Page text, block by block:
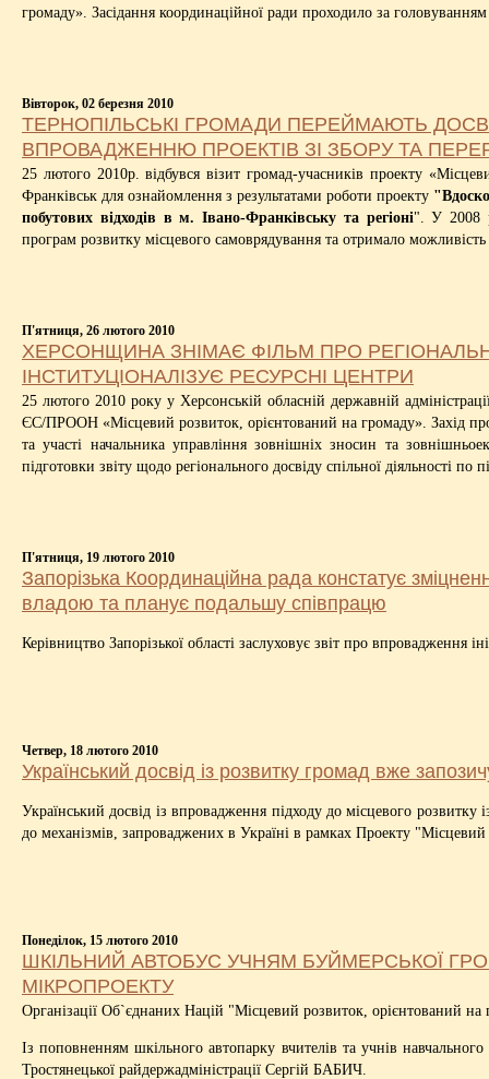
громаду». Засідання координаційної ради проходило за
Вівторок, 02 березня 2010
ТЕРНОПІЛЬСЬКІ ГРОМАДИ ПЕРЕЙМАЮТЬ
ВПРОВАДЖЕННЮ ПРОЕКТІВ ЗІ ЗБОРУ ТА
25 лютого 2010р. відбувся візит громад-учасників проекту
Франківськ для ознайомлення з результатами роботи проекту
побутових відходів в м. Івано-Франківську та регіоні". У 2008
програм розвитку місцевого самоврядування та отримало
П'ятниця, 26 лютого 2010
ХЕРСОНЩИНА ЗНІМАЄ ФІЛЬМ ПРО
ІНСТИТУЦІОНАЛІЗУЄ РЕСУРСНІ ЦЕНТРИ
25 лютого 2010 року у Херсонській обласній державній
ЄС/ПРООН «Місцевий розвиток, орієнтований на громаду». Захід
та участі начальника управління зовнішніх зносин та
підготовки звіту щодо регіонального досвіду спільної діяльності по
П'ятниця, 19 лютого 2010
Запорізька Координаційна рада констатує
владою та планує подальшу співпрацю
Керівництво Запорізької області заслуховує звіт про впровадження
Четвер, 18 лютого 2010
Український досвід із розвитку громад вже
Український досвід із впровадження підходу до місцевого
до механізмів, запроваджених в Україні в рамках Проекту
Понеділок, 15 лютого 2010
ШКІЛЬНИЙ АВТОБУС УЧНЯМ БУЙМЕРСЬКОЇ
МІКРОПРОЕКТУ
Організації Об`єднаних Націй "Місцевий розвиток, орієнтований на
Із поповненням шкільного автопарку вчителів та учнів
Тростянецької райдержадміністрації Сергій БАБИЧ.